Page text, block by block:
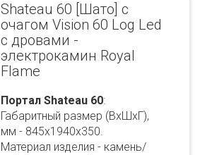
Shateau 60 [Шато] с
очагом Vision 60 Log Led
с дровами -
электрокамин Royal
Flame
Портал Shateau 60:
Габаритный размер (ВхШхГ),
мм - 845х1940х350.
Материал изделия - камень/